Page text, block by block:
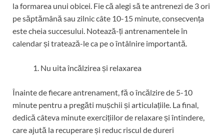
la formarea unui obicei. Fie că alegi să te antrenezi de 3 ori
pe săptămână sau zilnic câte 10-15 minute, consecvența
este cheia succesului. Notează-ți antrenamentele în
calendar și tratează-le ca pe o întâlnire importantă.
Nu uita încălzirea și relaxarea
Înainte de fiecare antrenament, fă o încălzire de 5-10
minute pentru a pregăti mușchii și articulațiile. La final,
dedică câteva minute exercițiilor de relaxare și întindere,
care ajută la recuperare și reduc riscul de dureri